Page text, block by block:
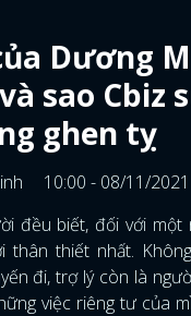
Dương
sao Cbiz
ghen tỵ
10:00 - 08/11/2021
đều biết, đối với
thân thiết nhất.
đi, trợ lý còn là
việc riêng tư của